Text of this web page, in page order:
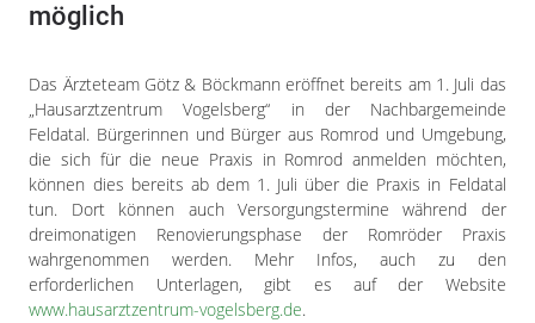
möglich
Das Ärzteteam Götz & Böckmann eröffnet bereits am 1. Juli das
„Hausarztzentrum Vogelsberg“ in der Nachbargemeinde
Feldatal. Bürgerinnen und Bürger aus Romrod und Umgebung,
die sich für die neue Praxis in Romrod anmelden möchten,
können dies bereits ab dem 1. Juli über die Praxis in Feldatal
tun. Dort können auch Versorgungstermine während der
dreimonatigen Renovierungsphase der Romröder Praxis
wahrgenommen werden. Mehr Infos, auch zu den
erforderlichen Unterlagen, gibt es auf der Website
www.hausarztzentrum-vogelsberg.de.